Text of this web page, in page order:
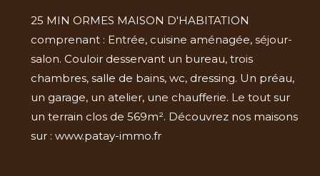
25 MIN ORMES MAISON D'HABITATION
comprenant : Entrée, cuisine aménagée, séjour-
salon. Couloir desservant un bureau, trois
chambres, salle de bains, wc, dressing. Un préau,
un garage, un atelier, une chaufferie. Le tout sur
un terrain clos de 569m². Découvrez nos maisons
sur : www.patay-immo.fr